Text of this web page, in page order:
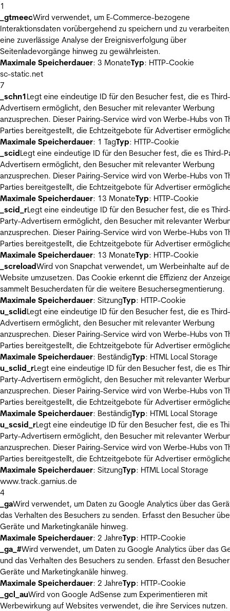
1
_gtmeecWird verwendet, um E-Commerce-bezogene
Interaktionsdaten vorübergehend zu speichern und zu
eine zuverlässige Analyse der Ereignisverfolgung über
Seitenladevorgänge hinweg zu gewährleisten.
Maximale Speicherdauer: 3 MonateTyp: HTTP-Cookie
sc-static.net
7
_schn1Legt eine eindeutige ID für den Besucher fest, die es
Advertisern ermöglicht, den Besucher mit relevanter Werbung
anzusprechen. Dieser Pairing-Service wird von Werbe-Hubs von
Parties bereitgestellt, die Echtzeitgebote für Advertiser
Maximale Speicherdauer: 1 TagTyp: HTTP-Cookie
_scidLegt eine eindeutige ID für den Besucher fest, die es Third-
Advertisern ermöglicht, den Besucher mit relevanter Werbung
anzusprechen. Dieser Pairing-Service wird von Werbe-Hubs von
Parties bereitgestellt, die Echtzeitgebote für Advertiser
Maximale Speicherdauer: 13 MonateTyp: HTTP-Cookie
_scid_rLegt eine eindeutige ID für den Besucher fest, die es
Party-Advertisern ermöglicht, den Besucher mit relevanter
anzusprechen. Dieser Pairing-Service wird von Werbe-Hubs von
Parties bereitgestellt, die Echtzeitgebote für Advertiser
Maximale Speicherdauer: 13 MonateTyp: HTTP-Cookie
_screloadWird von Snapchat verwendet, um Werbeinhalte auf
Website umzusetzen. Das Cookie erkennt die Effizienz der
sammelt Besucherdaten für die weitere Besuchersegmentierung.
Maximale Speicherdauer: SitzungTyp: HTTP-Cookie
u_sclidLegt eine eindeutige ID für den Besucher fest, die es
Advertisern ermöglicht, den Besucher mit relevanter Werbung
anzusprechen. Dieser Pairing-Service wird von Werbe-Hubs von
Parties bereitgestellt, die Echtzeitgebote für Advertiser
Maximale Speicherdauer: BeständigTyp: HTML Local Storage
u_sclid_rLegt eine eindeutige ID für den Besucher fest, die es
Party-Advertisern ermöglicht, den Besucher mit relevanter
anzusprechen. Dieser Pairing-Service wird von Werbe-Hubs von
Parties bereitgestellt, die Echtzeitgebote für Advertiser
Maximale Speicherdauer: BeständigTyp: HTML Local Storage
u_scsid_rLegt eine eindeutige ID für den Besucher fest, die es
Party-Advertisern ermöglicht, den Besucher mit relevanter
anzusprechen. Dieser Pairing-Service wird von Werbe-Hubs von
Parties bereitgestellt, die Echtzeitgebote für Advertiser
Maximale Speicherdauer: SitzungTyp: HTML Local Storage
www.track.garnius.de
4
_gaWird verwendet, um Daten zu Google Analytics über das
das Verhalten des Besuchers zu senden. Erfasst den Besucher
Geräte und Marketingkanäle hinweg.
Maximale Speicherdauer: 2 JahreTyp: HTTP-Cookie
_ga_#Wird verwendet, um Daten zu Google Analytics über das
und das Verhalten des Besuchers zu senden. Erfasst den
Geräte und Marketingkanäle hinweg.
Maximale Speicherdauer: 2 JahreTyp: HTTP-Cookie
_gcl_auWird von Google AdSense zum Experimentieren mit
Werbewirkung auf Websites verwendet, die ihre Services nutzen.